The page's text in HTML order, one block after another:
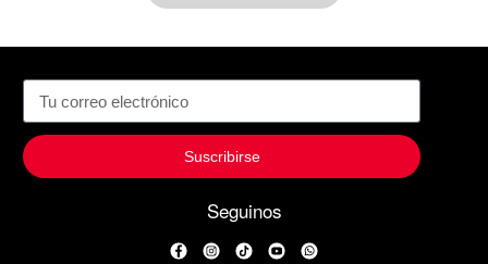
Suscribirse
Seguinos
FacebookInstagram
TikTokYouTubeWhatsApp